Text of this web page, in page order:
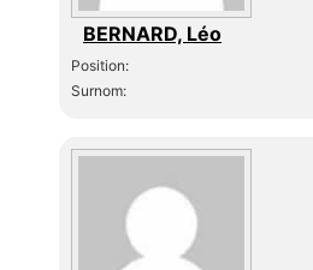
BERNARD, Léo
Position:
Surnom: